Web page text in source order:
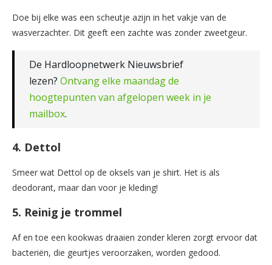
Doe bij elke was een scheutje azijn in het vakje van de
wasverzachter. Dit geeft een zachte was zonder zweetgeur.
De Hardloopnetwerk Nieuwsbrief
lezen? Ontvang elke maandag de
hoogtepunten van afgelopen week in je
mailbox.
4. Dettol
Smeer wat Dettol op de oksels van je shirt. Het is als
deodorant, maar dan voor je kleding!
5. Reinig je trommel
Af en toe een kookwas draaien zonder kleren zorgt ervoor dat
bacteriën, die geurtjes veroorzaken, worden gedood.